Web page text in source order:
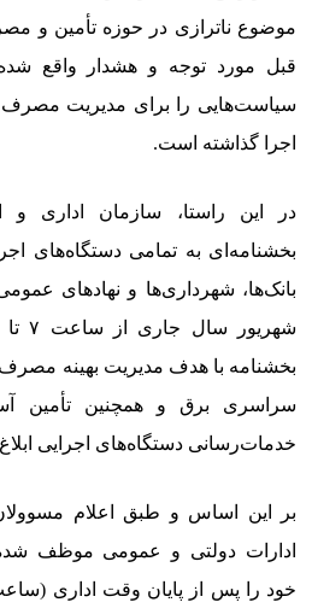
موضوع ناترازی در حوزه تأمین و
قبل مورد توجه و هشدار واقع
سیاست‌هایی را برای مدیریت مصرف
اجرا گذاشته است.
در این راستا، سازمان اداری و
بخشنامه‌ای به تمامی دستگاه‌های
بخشنامه با هدف مدیریت بهینه
سراسری برق و همچنین تأمین
خدمات‌رسانی دستگاه‌های اجرایی
بر این اساس و طبق اعلام
ادارات دولتی و عمومی موظف